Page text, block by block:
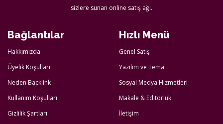
sizlere sunan online satış ağı.
Bağlantılar
Hakkımızda
Üyelik Koşulları
Neden Backlink
Kullanım Koşulları
Gizlilik Şartları
Hızlı Menü
Genel Satış
Yazılım ve Tema
Sosyal Medya Hizmetleri
Makale & Editörlük
İletişim